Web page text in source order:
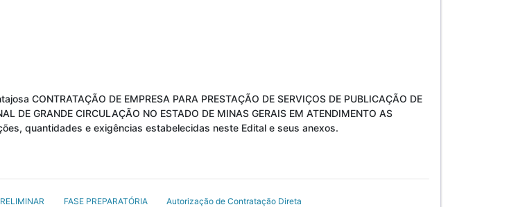
CONTRATAÇÃO DE EMPRESA PARA PRESTAÇÃO DE SERVIÇOS DE PUBLICAÇÃO DE
DE GRANDE CIRCULAÇÃO NO ESTADO DE MINAS GERAIS EM ATENDIMENTO AS
quantidades e exigências estabelecidas neste Edital e seus anexos.
FASE PREPARATÓRIA Autorização de Contratação Direta